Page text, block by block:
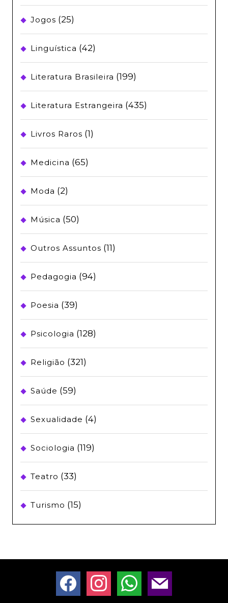
Jogos (25)
Linguística (42)
Literatura Brasileira (199)
Literatura Estrangeira (435)
Livros Raros (1)
Medicina (65)
Moda (2)
Música (50)
Outros Assuntos (11)
Pedagogia (94)
Poesia (39)
Psicologia (128)
Religião (321)
Saúde (59)
Sexualidade (4)
Sociologia (119)
Teatro (33)
Turismo (15)
facebookinstagramwhatsappmail